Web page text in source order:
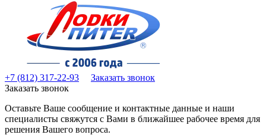
+7 (812) 317-22-93
Заказать звонок
Заказать звонок
Оставьте Ваше сообщение и контактные данные и наши
специалисты свяжутся с Вами в ближайшее рабочее время для
решения Вашего вопроса.